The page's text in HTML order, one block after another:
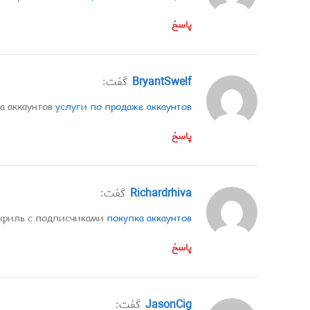
پاسخ
BryantSwelf گفت:
аккаунтовуслуги по продаже аккаунтов
پاسخ
Richardrhiva گفت:
с подписчиками покупка аккаунтов
پاسخ
JasonCig گفت: